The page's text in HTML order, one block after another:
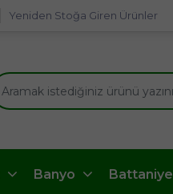
Yeniden Stoğa Giren Ürünler
Banyo Battaniye